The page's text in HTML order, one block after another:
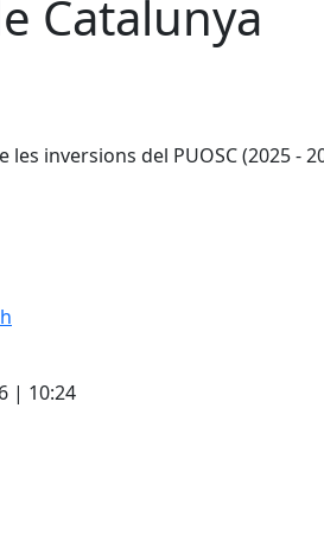
Catalunya
les inversions del PUOSC (2025 -
| 10:24